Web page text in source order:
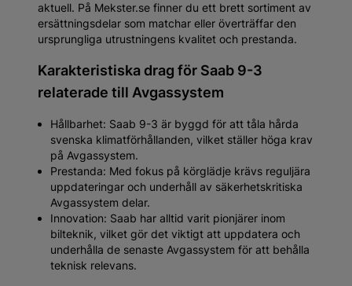
aktuell. På Mekster.se finner du ett brett sortiment av
ersättningsdelar som matchar eller överträffar den
ursprungliga utrustningens kvalitet och prestanda.
Karakteristiska drag för Saab 9-3
relaterade till Avgassystem
Hållbarhet: Saab 9-3 är byggd för att tåla hårda
svenska klimatförhållanden, vilket ställer höga krav
på Avgassystem.
Prestanda: Med fokus på körglädje krävs reguljära
uppdateringar och underhåll av säkerhetskritiska
Avgassystem delar.
Innovation: Saab har alltid varit pionjärer inom
bilteknik, vilket gör det viktigt att uppdatera och
underhålla de senaste Avgassystem för att behålla
teknisk relevans.